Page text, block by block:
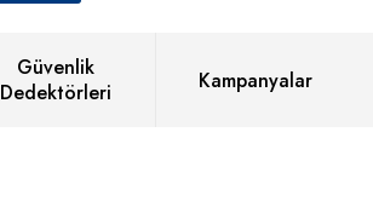
Güvenlik
Dedektörleri
Kampanyalar